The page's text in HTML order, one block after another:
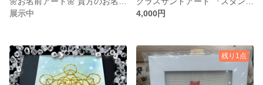
展示中
4,000円
残り1点